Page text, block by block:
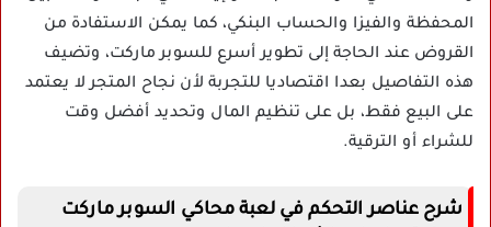
المحفظة والفيزا والحساب البنكي، كما يمكن الاستفادة من
القروض عند الحاجة إلى تطوير أسرع للسوبر ماركت، وتضيف
هذه التفاصيل بعدا اقتصاديا للتجربة لأن نجاح المتجر لا يعتمد
على البيع فقط، بل على تنظيم المال وتحديد أفضل وقت
للشراء أو الترقية.
شرح عناصر التحكم في لعبة محاكي السوبر ماركت